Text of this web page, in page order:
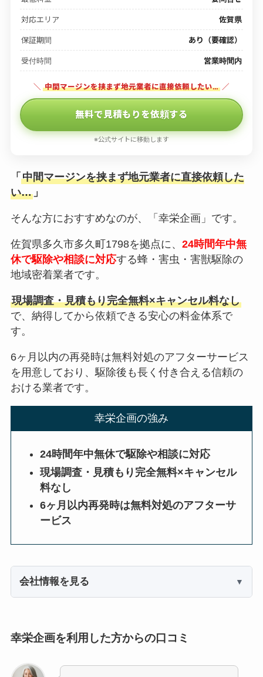
対応エリア 佐賀県
保証期間 あり（要確認）
受付時間 営業時間内
＼ 中間マージンを挟まず地元業者に直接依頼したい… ／
無料で見積もりを依頼する
※公式サイトに移動します
「 中間マージンを挟まず地元業者に直接依頼した
い…」
そんな方におすすめなのが、「幸栄企画」です。
佐賀県多久市多久町1798を拠点に、 24時間年中無
休で駆除や相談に対応する蜂・害虫・害獣駆除の
地域密着業者です。
現場調査・見積もり完全無料×キャンセル料なし
で、納得してから依頼できる安心の料金体系で
す。
6ヶ月以内の再発時は無料対処のアフターサービス
を用意しており、駆除後も長く付き合える信頼の
おける業者です。
幸栄企画の強み
24時間年中無休で駆除や相談に対応
現場調査・見積もり完全無料×キャンセル
料なし
6ヶ月以内再発時は無料対処のアフターサ
ービス
会社情報を見る
幸栄企画を利用した方からの口コミ